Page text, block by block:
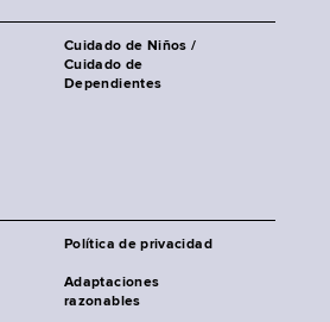
Cuidado de Niños /
Cuidado de
Dependientes
Política de privacidad
Adaptaciones
razonables